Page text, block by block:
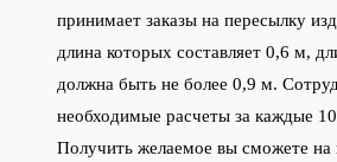
принимает заказы на пересылку
длина которых составляет 0,6 м,
должна быть не более 0,9 м.
необходимые расчеты за каждые
Получить желаемое вы сможете на